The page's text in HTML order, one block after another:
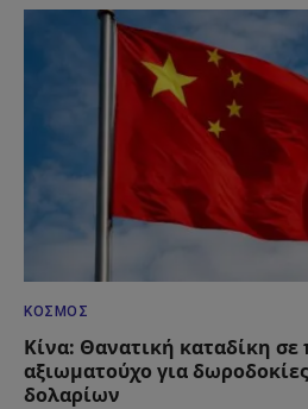
ΚΌΣΜΟΣ
Κίνα: Θανατική καταδίκη
αξιωματούχο για
δολαρίων